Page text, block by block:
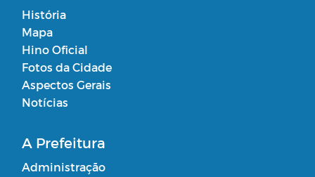
História
Mapa
Hino Oficial
Fotos da Cidade
Aspectos Gerais
Notícias
A Prefeitura
Administração